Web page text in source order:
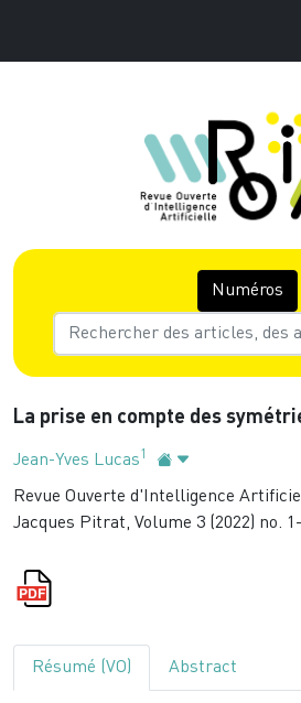
Numéros
La prise en compte des
Jean-Yves Lucas 1
Revue Ouverte d'Intelligence
Jacques Pitrat, Volume 3 (2022) no.
Résumé (VO) Abstract